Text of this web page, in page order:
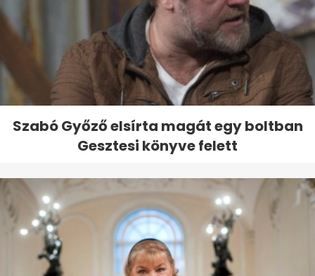
Szabó Győző elsírta magát egy boltban
Gesztesi könyve felett